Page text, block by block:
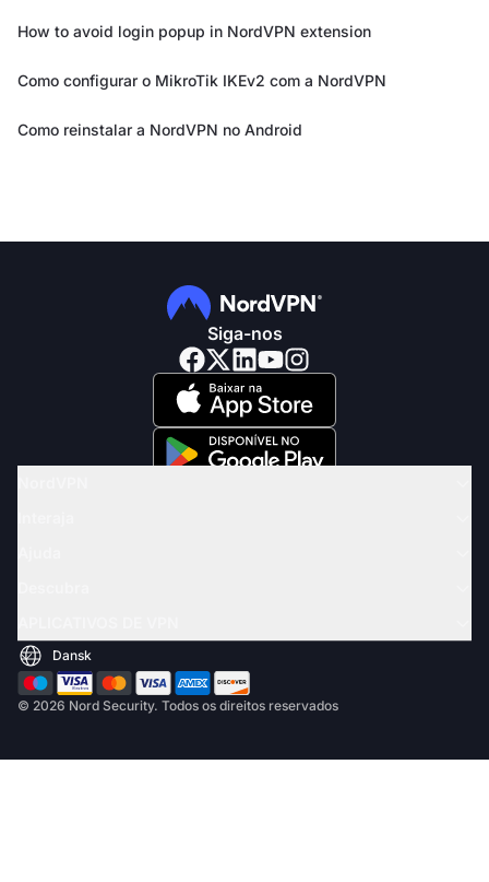
How to avoid login popup in NordVPN extension
Como configurar o MikroTik IKEv2 com a NordVPN
Como reinstalar a NordVPN no Android
Siga-nos
© 2026 Nord Security. Todos os direitos reservados